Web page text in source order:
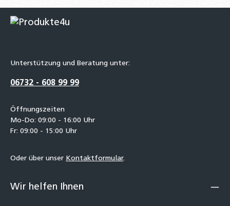
Unterstützung und Beratung unter:
06732 - 608 99 99
Öffnungszeiten
Mo-Do: 09:00 - 16:00 Uhr
Fr: 09:00 - 15:00 Uhr
Oder über unser Kontaktformular.
Wir helfen Ihnen